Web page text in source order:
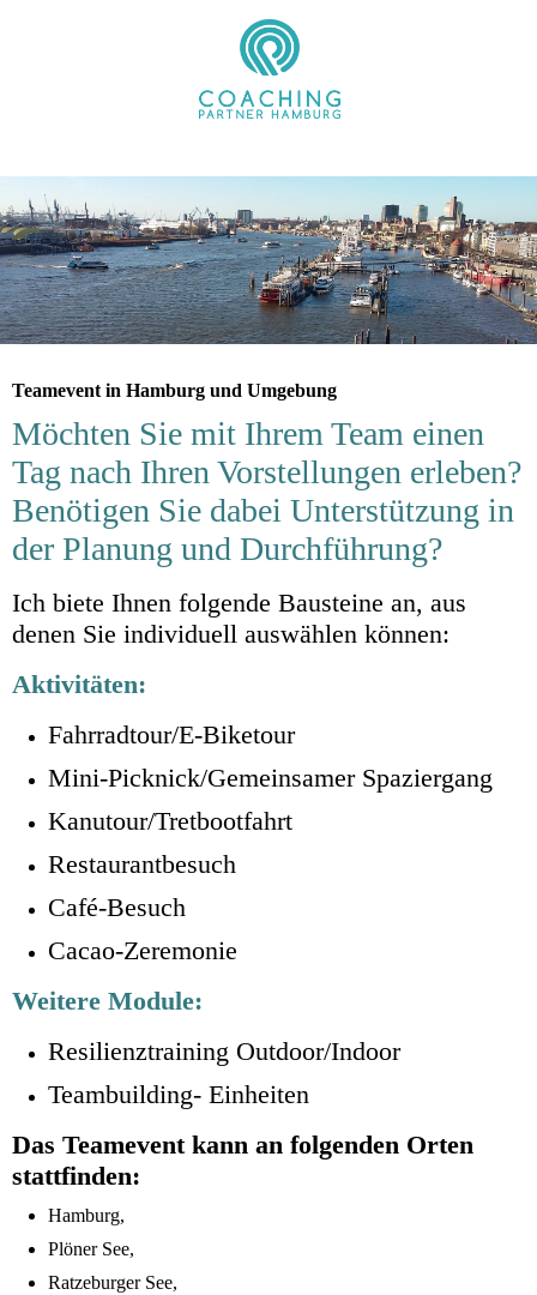
Teamevent in Hamburg und Umgebung
Möchten Sie mit Ihrem Team einen
Tag nach Ihren Vorstellungen erleben?
Benötigen Sie dabei Unterstützung in
der Planung und Durchführung?
Ich biete Ihnen folgende Bausteine an, aus
denen Sie individuell auswählen können:
Aktivitäten:
Fahrradtour/E-Biketour
Mini-Picknick/Gemeinsamer Spaziergang
Kanutour/Tretbootfahrt
Restaurantbesuch
Café-Besuch
Cacao-Zeremonie
Weitere Module:
Resilienztraining Outdoor/Indoor
Teambuilding- Einheiten
Das Teamevent kann an folgenden Orten
stattfinden:
Hamburg,
Plöner See,
Ratzeburger See,